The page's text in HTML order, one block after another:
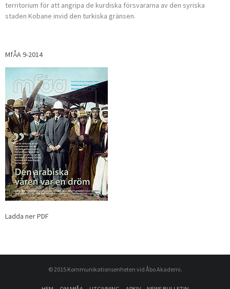
territorium för att angripa de kurdiska försvararna av den syriska
staden Kobane invid den turkiska gränsen.
MfÅA 9-2014
Ladda ner PDF
© 2015 Kommunikationsenheten vid Åbo Akademi.